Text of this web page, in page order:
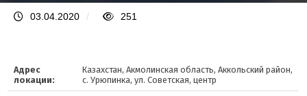
03.04.2020 / 251
Адрес
локации:
Казахстан, Акмолинская область, Аккольский район,
с. Урюпинка, ул. Советская, центр